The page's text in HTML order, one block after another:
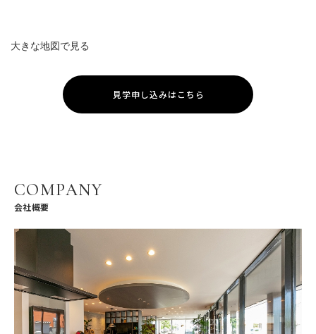
大きな地図で見る
見学申し込みはこちら
COMPANY
会社概要